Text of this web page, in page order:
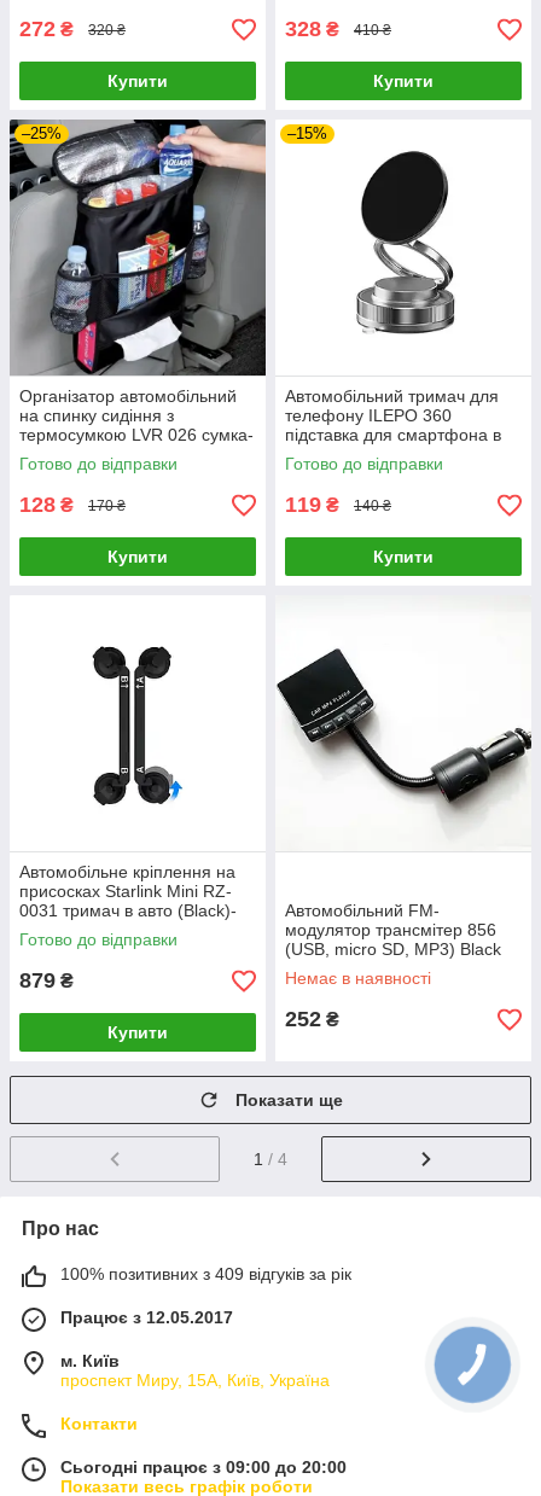
272 ₴ 320 ₴
Купити
328 ₴ 410 ₴
Купити
–25%
Організатор автомобільний
на спинку сидіння з
термосумкою LVR 026 сумка-
холодильник (Black)-LВR
Готово до відправки
128 ₴ 170 ₴
Купити
–15%
Автомобільний тримач для
телефону ILEPO 360
підставка для смартфона в
авто на присосці-LВR
Готово до відправки
119 ₴ 140 ₴
Купити
Автомобільне кріплення на
присосках Starlink Mini RZ-
0031 тримач в авто (Black)-
LВR
Готово до відправки
879 ₴
Купити
Автомобільний FM-
модулятор трансмітер 856
(USB, micro SD, MP3) Black
Немає в наявності
252 ₴
Показати ще
1 / 4
Про нас
100% позитивних з 409 відгуків за рік
Працює з 12.05.2017
м. Київ
проспект Миру, 15А, Київ, Україна
Контакти
Сьогодні працює з 09:00 до 20:00
Показати весь графік роботи